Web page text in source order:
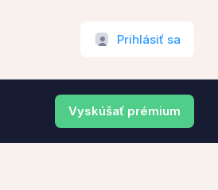
Prihlásiť sa
Vyskúšať prémium